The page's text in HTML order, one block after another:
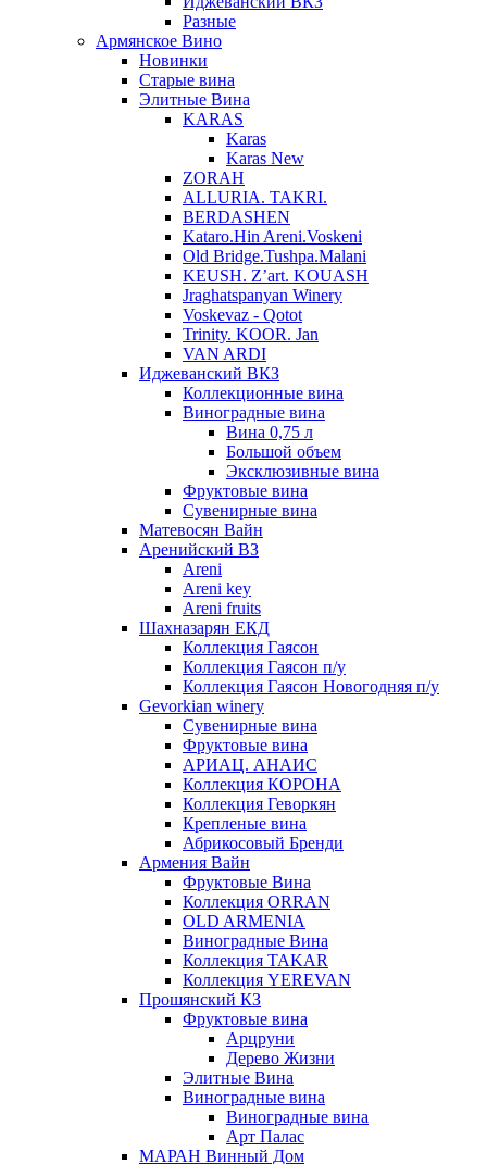
Разные
Армянское Вино
Новинки
Старые вина
Элитные Вина
KARAS
Karas
Karas New
ZORAH
ALLURIA. TAKRI.
BERDASHEN
Kataro.Hin Areni.Voskeni
Old Bridge.Tushpa.Malani
KEUSH. Z’art. KOUASH
Jraghatspanyan Winery
Voskevaz - Qotot
Trinity. KOOR. Jan
VAN ARDI
Иджеванский ВКЗ
Коллекционные вина
Виноградные вина
Вина 0,75 л
Большой объем
Эксклюзивные вина
Фруктовые вина
Cувенирные вина
Матевосян Вайн
Аренийский ВЗ
Areni
Areni key
Areni fruits
Шахназарян ЕКД
Коллекция Гаясон
Коллекция Гаясон п/у
Коллекция Гаясон Новогодняя п/у
Gevorkian winery
Сувенирные вина
Фруктовые вина
АРИАЦ. АНАИС
Коллекция КОРОНА
Коллекция Геворкян
Крепленые вина
Абрикосовый Бренди
Армения Вайн
Фруктовые Вина
Коллекция ORRAN
OLD ARMENIA
Виноградные Вина
Коллекция TAKAR
Коллекция YEREVAN
Прошянский КЗ
Фруктовые вина
Арцруни
Дерево Жизни
Элитные Вина
Виноградные вина
Виноградные вина
Арт Палас
МАРАН Винный Дом